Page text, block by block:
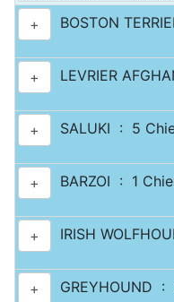
+ BOSTON
+ LEVRIER
+ SALUKI : 5
+ BARZOI : 1
+ IRISH
+ GREYHOUND :